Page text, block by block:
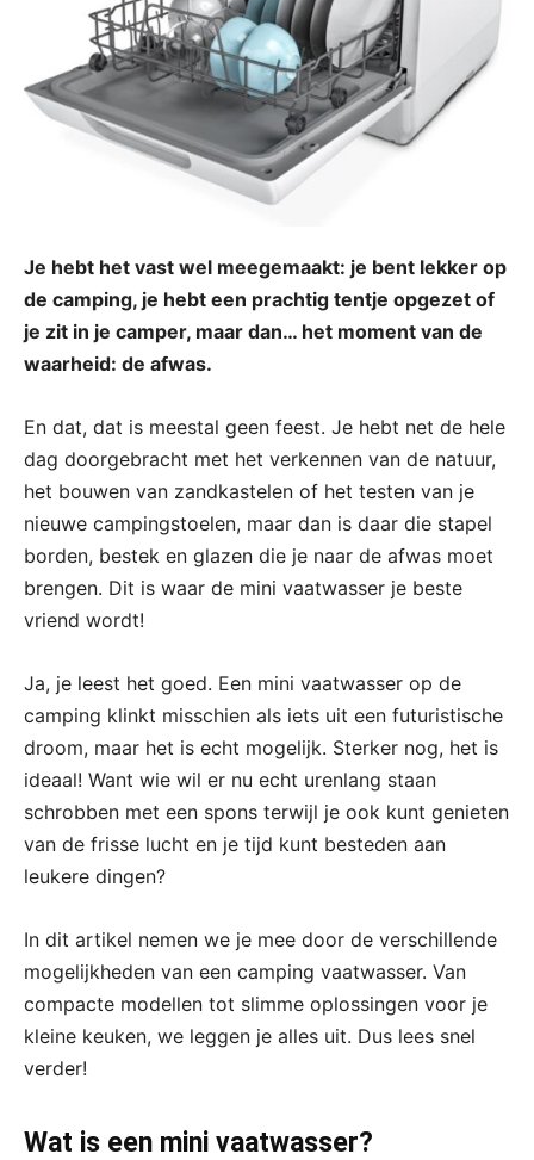
Je hebt het vast wel meegemaakt: je bent lekker op
de camping, je hebt een prachtig tentje opgezet of
je zit in je camper, maar dan… het moment van de
waarheid: de afwas.
En dat, dat is meestal geen feest. Je hebt net de hele
dag doorgebracht met het verkennen van de natuur,
het bouwen van zandkastelen of het testen van je
nieuwe campingstoelen, maar dan is daar die stapel
borden, bestek en glazen die je naar de afwas moet
brengen. Dit is waar de mini vaatwasser je beste
vriend wordt!
Ja, je leest het goed. Een mini vaatwasser op de
camping klinkt misschien als iets uit een futuristische
droom, maar het is echt mogelijk. Sterker nog, het is
ideaal! Want wie wil er nu echt urenlang staan
schrobben met een spons terwijl je ook kunt genieten
van de frisse lucht en je tijd kunt besteden aan
leukere dingen?
In dit artikel nemen we je mee door de verschillende
mogelijkheden van een camping vaatwasser. Van
compacte modellen tot slimme oplossingen voor je
kleine keuken, we leggen je alles uit. Dus lees snel
verder!
Wat is een mini vaatwasser?